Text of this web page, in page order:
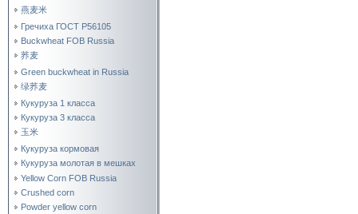
燕麦米
Гречиха ГОСТ Р56105
Buckwheat FOB Russia
荞麦
Green buckwheat in Russia
绿荞麦
Кукуруза 1 класса
Кукуруза 3 класса
玉米
Кукуруза кормовая
Кукуруза молотая в мешках
Yellow Corn FOB Russia
Crushed corn
Powder yellow corn